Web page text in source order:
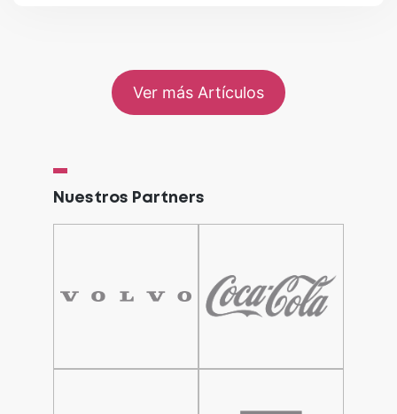
Ver más Artículos
Nuestros Partners